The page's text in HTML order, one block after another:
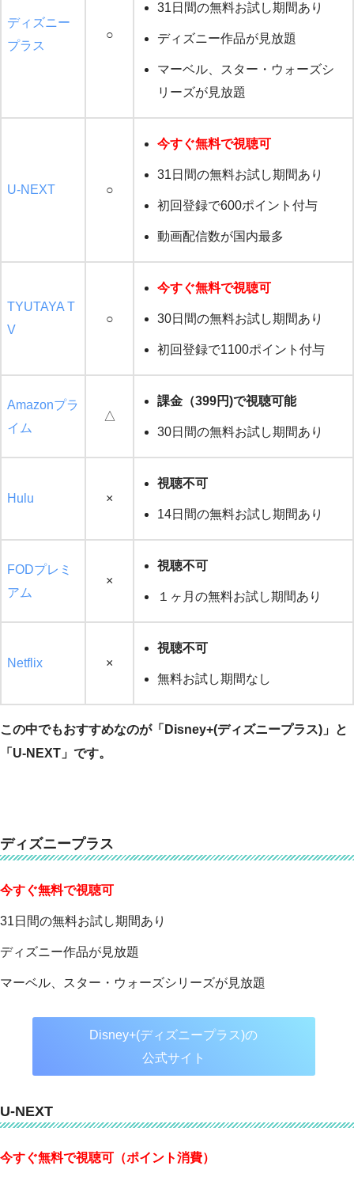
ディズニー
プラス
○
31日間の無料お試し期間あり
ディズニー作品が見放題
マーベル、スター・ウォーズシ
リーズが見放題
U-NEXT ○
今すぐ無料で視聴可
31日間の無料お試し期間あり
初回登録で600ポイント付与
動画配信数が国内最多
TYUTAYA T
V
○
今すぐ無料で視聴可
30日間の無料お試し期間あり
初回登録で1100ポイント付与
Amazonプラ
イム
△
課金（399円)で視聴可能
30日間の無料お試し期間あり
Hulu ×
視聴不可
14日間の無料お試し期間あり
FODプレミ
アム
×
視聴不可
１ヶ月の無料お試し期間あり
Netflix ×
視聴不可
無料お試し期間なし
この中でもおすすめなのが「Disney+(ディズニープラス)」と
「U-NEXT」です。
ディズニープラス
今すぐ無料で視聴可
31日間の無料お試し期間あり
ディズニー作品が見放題
マーベル、スター・ウォーズシリーズが見放題
Disney+(ディズニープラス)の
公式サイト
U-NEXT
今すぐ無料で視聴可（ポイント消費）